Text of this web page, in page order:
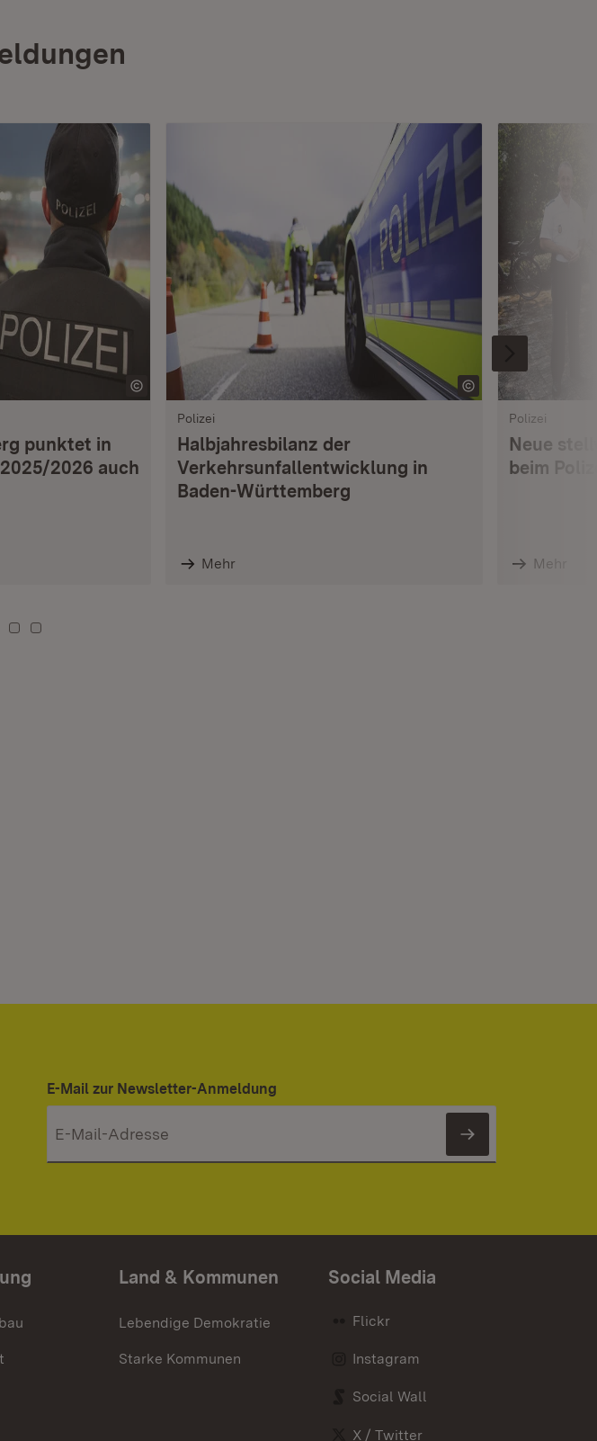
punktet in
2026 auch
Polizei
Halbjahresbilanz der
Verkehrsunfallentwicklung in
Baden-Württemberg
Mehr
Polizei
Neue
beim
Mehr
0 3
Kachel: 6
Zu Kachel: 9
Zu Kachel: 12
E-Mail zur Newsletter-Anmeldung
Newsletter
Land & Kommunen
Lebendige Demokratie
Starke Kommunen
Social Media
Flickr
Instagram
Social Wall
X / Twitter